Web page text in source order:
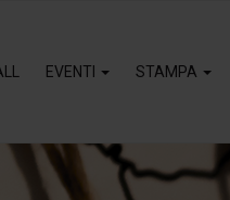
EVENTI STAMPA